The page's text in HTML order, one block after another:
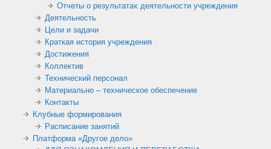
Отчеты о результатах деятельности учреждения
Деятельность
Цели и задачи
Краткая история учреждения
Достижения
Коллектив
Технический персонал
Материально – техническое обеспечение
Контакты
Клубные формирования
Расписание занятий
Платформа «Другое дело»